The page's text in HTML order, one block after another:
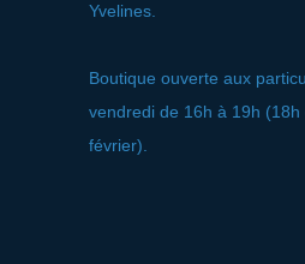
Yvelines.
Boutique ouverte aux
vendredi de 16h à 19h (18h
février).